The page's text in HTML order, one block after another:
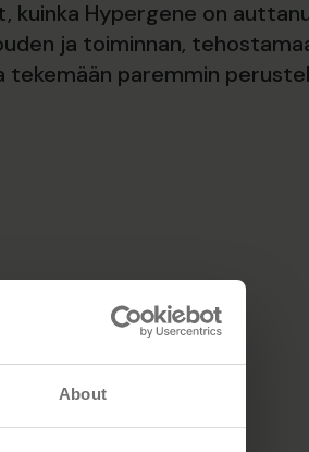
About
kuinka Hypergene on
ja toiminnan,
tekemään paremmin